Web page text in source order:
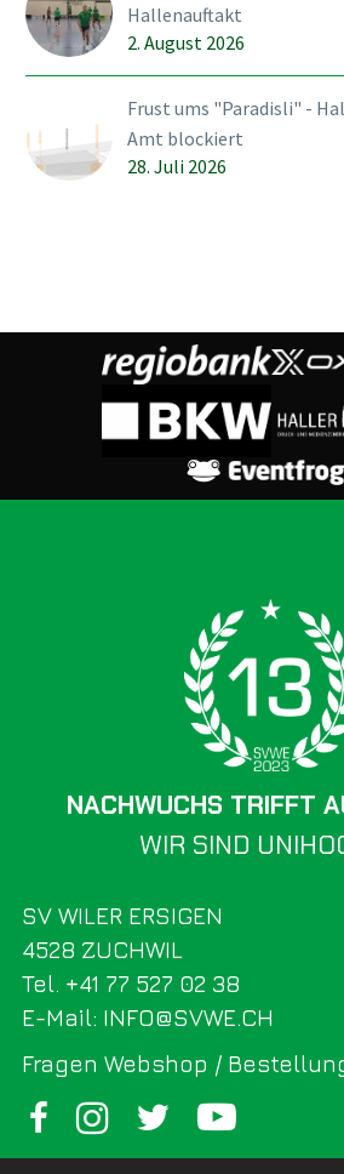
Hallenauftakt
2. August 2026
Frust ums "Paradisli" -
Amt blockiert
28. Juli 2026
SV WILER ERSIGEN
Fragen Webshop /
4528 ZUCHWIL
Tel. +41 77 527 02 38
E-Mail: INFO@SVWE.CH
WIR SIND
NACHWUCHS TRIFFT